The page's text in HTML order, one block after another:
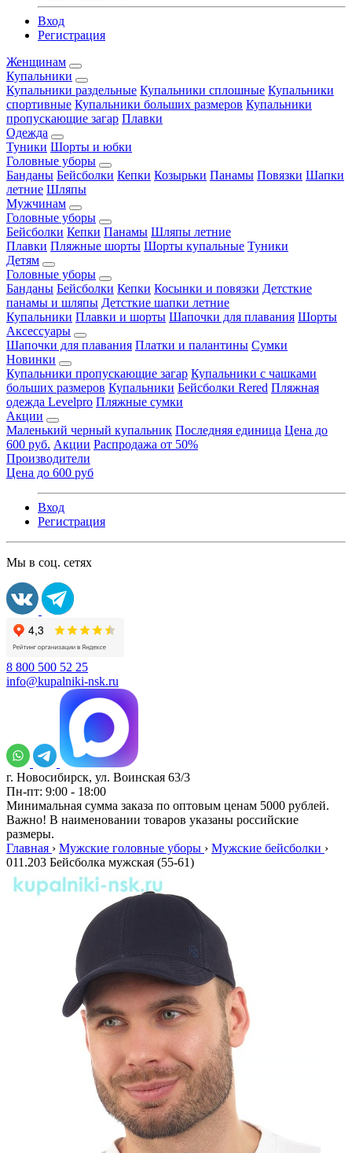
Вход
Регистрация
Женщинам
Купальники
Купальники раздельные Купальники сплошные Купальники
спортивные Купальники больших размеров Купальники
пропускающие загар Плавки
Одежда
Туники Шорты и юбки
Головные уборы
Банданы Бейсболки Кепки Козырьки Панамы Повязки Шапки
летние Шляпы
Мужчинам
Головные уборы
Бейсболки Кепки Панамы Шляпы летние
Плавки Пляжные шорты Шорты купальные Туники
Детям
Головные уборы
Банданы Бейсболки Кепки Косынки и повязки Детсткие
панамы и шляпы Детсткие шапки летние
Купальники Плавки и шорты Шапочки для плавания Шорты
Аксессуары
Шапочки для плавания Платки и палантины Сумки
Новинки
Купальники пропускающие загар Купальники с чашками
больших размеров Купальники Бейсболки Rered Пляжная
одежда Levelpro Пляжные сумки
Акции
Маленький черный купальник Последняя единица Цена до
600 руб. Акции Распродажа от 50%
Производители
Цена до 600 руб
Вход
Регистрация
Мы в соц. сетях
8 800 500 52 25
info@kupalniki-nsk.ru
г. Новосибирск, ул. Воинская 63/3
Пн-пт: 9:00 - 18:00
Минимальная сумма заказа по оптовым ценам 5000 рублей.
Важно! В наименовании товаров указаны российские
размеры.
Главная › Мужские головные уборы › Мужские бейсболки ›
011.203 Бейсболка мужская (55-61)